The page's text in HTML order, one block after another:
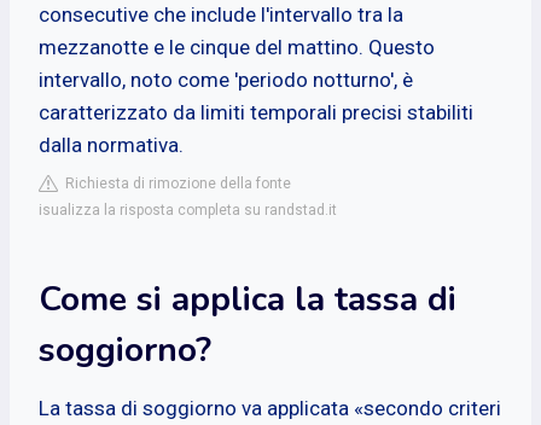
consecutive che include l'intervallo tra la
mezzanotte e le cinque del mattino. Questo
intervallo, noto come 'periodo notturno', è
caratterizzato da limiti temporali precisi stabiliti
dalla normativa.
Richiesta di rimozione della fonte
isualizza la risposta completa su randstad.it
Come si applica la tassa di
soggiorno?
La tassa di soggiorno va applicata «secondo criteri